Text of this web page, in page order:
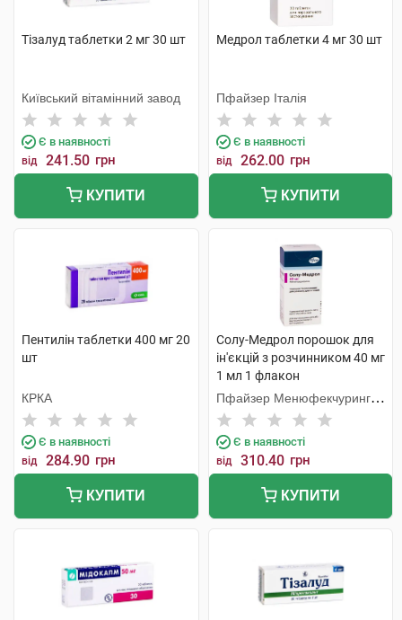
Тізалуд таблетки 2 мг 30 шт
Київський вітамінний завод
Є в наявності
від 241.50 грн
КУПИТИ
Медрол таблетки 4 мг 30 шт
Пфайзер Італія
Є в наявності
від 262.00 грн
КУПИТИ
Пентилін таблетки 400 мг 20
шт
КРКА
Є в наявності
від 284.90 грн
КУПИТИ
Солу-Медрол порошок для
ін'єкцій з розчинником 40 мг
1 мл 1 флакон
Пфайзер Менюфекчуринг
Бельгія
Є в наявності
від 310.40 грн
КУПИТИ